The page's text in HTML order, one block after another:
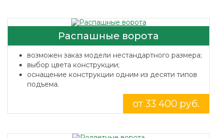
Распашные ворота
возможен заказ модели нестандартного размера;
выбор цвета конструкции;
оснащение конструкции одним из десяти типов
подъема.
от 33 400 руб.